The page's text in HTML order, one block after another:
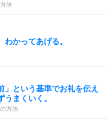
法
かってあげる。
」という基準でお礼を伝え
まくいく。
方法